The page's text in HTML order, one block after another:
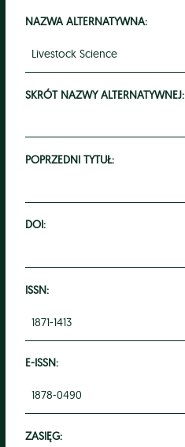
NAZWA ALTERNATYWNA:
Livestock Science
SKRÓT NAZWY ALTERNATYWNEJ:
POPRZEDNI TYTUŁ:
DOI:
ISSN:
1871-1413
E-ISSN:
1878-0490
ZASIĘG: